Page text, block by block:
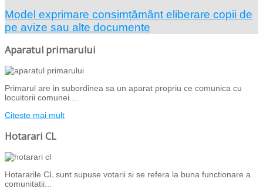
Model exprimare consimțământ eliberare copii de
pe avize sau alte documente
Aparatul primarului
Primarul are in subordinea sa un aparat propriu ce comunica cu
locuitorii comunei....
Citeste mai mult
Hotarari CL
Hotararile CL sunt supuse votarii si se refera la buna functionare a
comunitatii...